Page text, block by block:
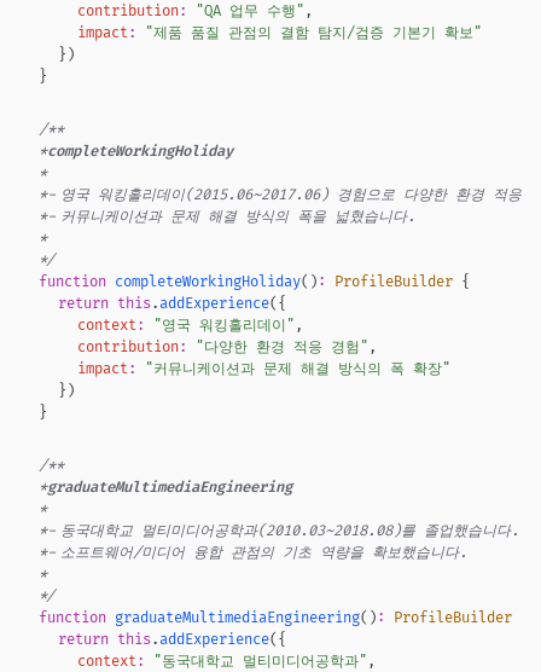
contribution: "QA 업무 수행 " ,
impact: "제품 품질 관점의 결함 탐지/검증 기본기 확보 "
} )
}
/**
*completeWorkingHoliday
*
*- 영국 워킹홀리데이(2015.06~2017.06) 경험으로 다양한 환경 적응
*- 커뮤니케이션과 문제 해결 방식의 폭을 넓혔습니다.
*
*/
function completeWorkingHoliday( ) : ProfileBuilder {
return this . addExperience( {
context: "영국 워킹홀리데이 " ,
contribution: "다양한 환경 적응 경험 " ,
impact: "커뮤니케이션과 문제 해결 방식의 폭 확장"
} )
}
/**
*graduateMultimediaEngineering
*
*- 동국대학교 멀티미디어공학과(2010.03~2018.08)를 졸업했습니다.
*- 소프트웨어/미디어 융합 관점의 기초 역량을 확보했습니다.
*
*/
function graduateMultimediaEngineering( ) : ProfileBuilder
return this . addExperience( {
context: "동국대학교 멀티미디어공학과" ,